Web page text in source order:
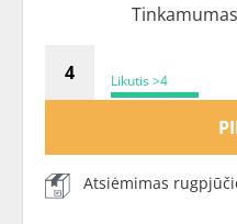
Likutis >4
Atsiėmimas